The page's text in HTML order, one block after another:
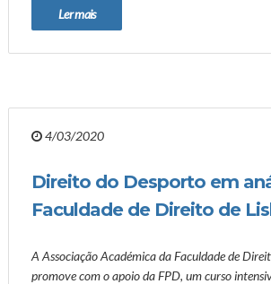
Ler mais
4/03/2020
Direito do Desporto em
Faculdade de Direito de
A Associação Académica da Faculdade de
promove com o apoio da FPD, um curso